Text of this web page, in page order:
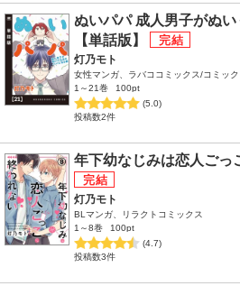
ぬいパパ 成人男子がぬ
【単話版】
灯乃モト
女性マンガ、ラバココミックス/コミッ
1～21巻
100pt
(5.0)
投稿数2件
年下幼なじみは恋人ごっ
灯乃モト
BLマンガ、リラクトコミックス
1～8巻
100pt
(4.7)
投稿数3件